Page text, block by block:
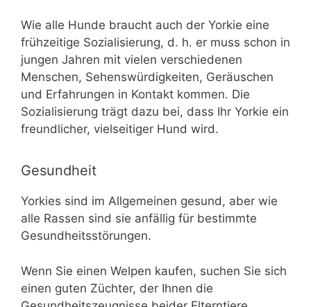
Wie alle Hunde braucht auch der Yorkie eine
frühzeitige Sozialisierung, d. h. er muss schon in
jungen Jahren mit vielen verschiedenen
Menschen, Sehenswürdigkeiten, Geräuschen
und Erfahrungen in Kontakt kommen. Die
Sozialisierung trägt dazu bei, dass Ihr Yorkie ein
freundlicher, vielseitiger Hund wird.
Gesundheit
Yorkies sind im Allgemeinen gesund, aber wie
alle Rassen sind sie anfällig für bestimmte
Gesundheitsstörungen.
Wenn Sie einen Welpen kaufen, suchen Sie sich
einen guten Züchter, der Ihnen die